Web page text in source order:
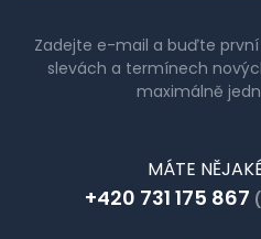
Zadejte e-mail a buďte první
slevách a termínech
maximálně
MÁTE
+420 731 175 867